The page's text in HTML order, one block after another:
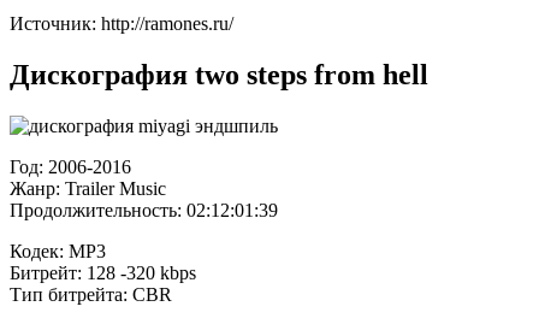
Источник: http://ramones.ru/
Дискография two steps from hell
Год: 2006-2016
Жанр: Trailer Music
Продолжительность: 02:12:01:39
Кодек: MP3
Битрейт: 128 -320 kbps
Тип битрейта: CBR